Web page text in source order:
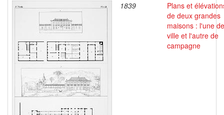
1839
Plans et
de deux grandes
maisons : l'une de
ville et l'autre de
campagne